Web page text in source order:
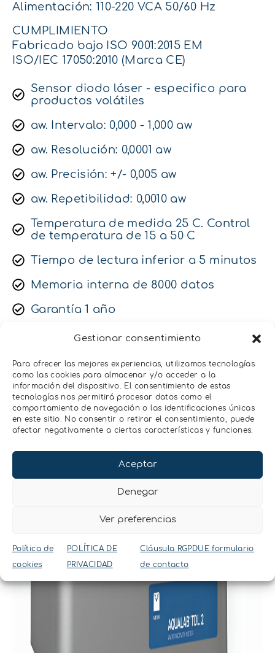
Gestionar consentimiento
Para ofrecer las mejores experiencias, utilizamos tecnologías
como las cookies para almacenar y/o acceder a la
información del dispositivo. El consentimiento de estas
tecnologías nos permitirá procesar datos como el
comportamiento de navegación o las identificaciones únicas
en este sitio. No consentir o retirar el consentimiento, puede
afectar negativamente a ciertas características y funciones.
Aceptar
Denegar
Ver preferencias
Política de
cookies
POLÍTICA DE
PRIVACIDAD
Cláusula RGPDUE formulario
de contacto
Alimentación: 110-220 VCA 50/60 Hz
CUMPLIMIENTO
Fabricado bajo ISO 9001:2015 EM
ISO/IEC 17050:2010 (Marca CE)
Sensor diodo láser - especifico para
productos volátiles
aw. Intervalo: 0,000 - 1,000 aw
aw. Resolución: 0,0001 aw
aw. Precisión: +/- 0,005 aw
aw. Repetibilidad: 0,0010 aw
Temperatura de medida 25 C. Control
de temperatura de 15 a 50 C
Tiempo de lectura inferior a 5 minutos
Memoria interna de 8000 datos
Garantía 1 año
Cumple con los requisitos de la